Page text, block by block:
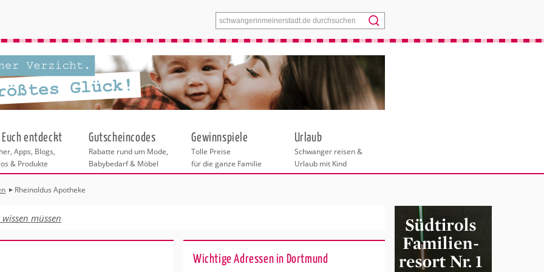
Menü
in Hamburg
Euch entdeckt
Apps, Blogs,
& Produkte
Gutscheincodes
Rabatte rund um Mode,
Babybedarf & Möbel
Gewinnspiele
Tolle Preise
für die ganze Familie
Urlaub
Schwanger reisen &
Urlaub mit Kind
Rheinoldus Apotheke
müssen
Wichtige Adressen in Dortmund